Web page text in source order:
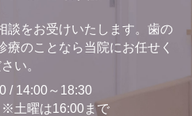
談をお受けいたします。歯の
のことなら当院にお任せく
い。
/ 14:00～18:30
土曜は16:00まで